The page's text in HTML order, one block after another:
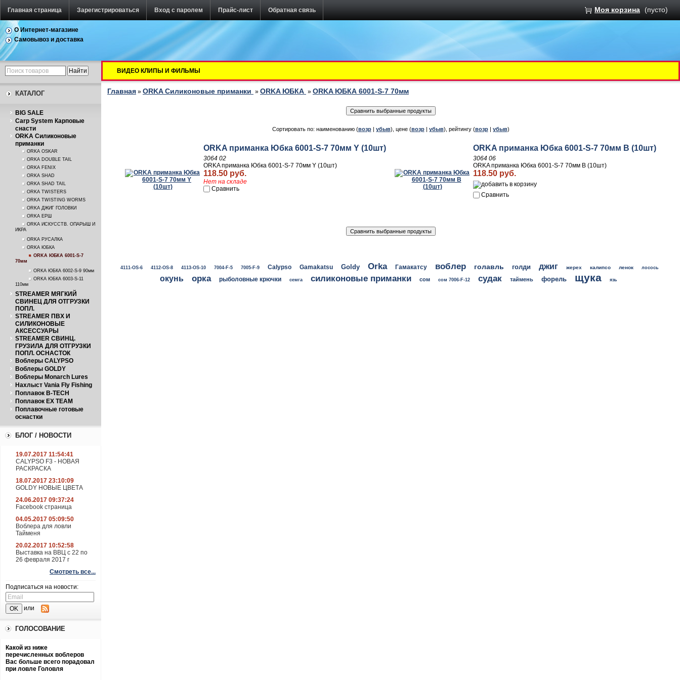
Главная страница Зарегистрироваться Вход с паролем Прайс-лист Обратная связь Моя корзина (пусто)
О Интернет-магазине
Самовывоз и доставка
КАТАЛОГ
BIG SALE
Carp System Карповые
снасти
ORKA Силиконовые
приманки
ORKA OSKAR
ORKA DOUBLE TAIL
ORKA FENIX
ORKA SHAD
ORKA SHAD TAIL
ORKA TWISTERS
ORKA TWISTING WORMS
ORKA ДЖИГ ГОЛОВКИ
ORKA ЕРШ
ORKA ИСКУССТВ. ОПАРЫШ И
ИКРА
ORKA РУСАЛКА
ORKA ЮБКА
ORKA ЮБКА 6001-S-7
70мм
ORKA ЮБКА 6002-S-9 90мм
ORKA ЮБКА 6003-S-11
110мм
STREAMER МЯГКИЙ
СВИНЕЦ ДЛЯ ОТГРУЗКИ
ПОПЛ.
STREAMER ПВХ И
СИЛИКОНОВЫЕ
АКСЕССУАРЫ
STREAMER СВИНЦ.
ГРУЗИЛА ДЛЯ ОТГРУЗКИ
ПОПЛ. ОСНАСТОК
Воблеры CALYPSO
Воблеры GOLDY
Воблеры Monarch Lures
Нахлыст Vania Fly Fishing
Поплавок B-TECH
Поплавок EX TEAM
Поплавочные готовые
оснастки
БЛОГ / НОВОСТИ
19.07.2017 11:54:41
CALYPSO F3 - НОВАЯ
РАСКРАСКА
18.07.2017 23:10:09
GOLDY НОВЫЕ ЦВЕТА
24.06.2017 09:37:24
Facebook страница
04.05.2017 05:09:50
Воблера для ловли
Тайменя
20.02.2017 10:52:58
Выставка на ВВЦ с 22 по
26 февраля 2017 г
Смотреть все...
Подписаться на новости:
или
ГОЛОСОВАНИЕ
Какой из ниже
перечисленных воблеров
Вас больше всего порадовал
при ловле Головля
ВИДЕО КЛИПЫ И ФИЛЬМЫ
Главная » ORKA Силиконовые приманки » ORKA ЮБКА » ORKA ЮБКА 6001-S-7 70мм
Сортировать по: наименованию (возр| убыв), цене (возр| убыв), рейтингу (возр| убыв)
ORKA приманка Юбка 6001-S-7 70мм Y (10шт)
3064 02
ORKA приманка Юбка 6001-S-7 70мм Y (10шт)
118.50 руб.
Нет на складе
Сравнить
ORKA приманка Юбка 6001-S-7 70мм B (10шт)
3064 06
ORKA приманка Юбка 6001-S-7 70мм B (10шт)
118.50 руб.
Сравнить
4111-OS-6 4112-OS-8 4113-OS-10 7004-F-5 7005-F-9 Calypso Gamakatsu Goldy Orka Гамакатсу воблер голавль голди джиг жерех калипсо ленок лосось
окунь орка рыболовные крючки семга силиконовые приманки сом сом 7006-F-12 судак таймень форель щука язь